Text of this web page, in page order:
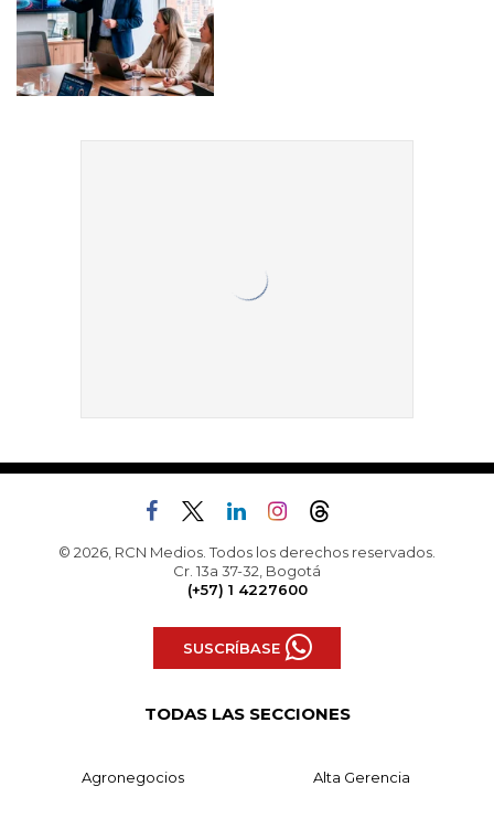
© 2026, RCN Medios. Todos los derechos reservados.
Cr. 13a 37-32, Bogotá
(+57) 1 4227600
SUSCRÍBASE
TODAS LAS SECCIONES
Agronegocios Alta Gerencia